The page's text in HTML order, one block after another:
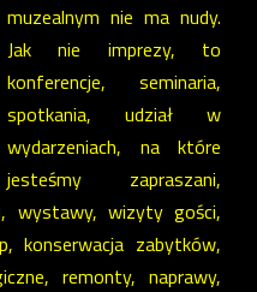
muzealnym nie ma nudy.
Jak nie imprezy, to
konferencje, seminaria,
spotkania, udział w
wydarzeniach, na które
jesteśmy zapraszani,
wystawy, wizyty gości,
konserwacja zabytków,
remonty, naprawy,